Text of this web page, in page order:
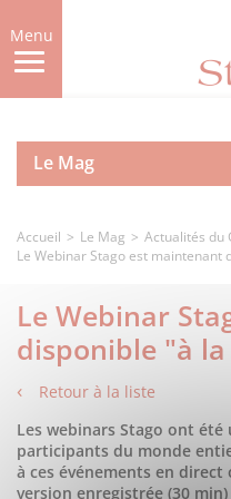
au
contenu
principal
Menu
Le Mag
Accueil Le Mag
Actualités du
Le Webinar Stago est maintenant
Le Webinar
disponible "à
Retour à la liste
Les webinars Stago ont
participants du monde
à ces événements en
version enregistrée (30